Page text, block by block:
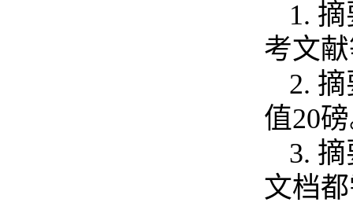
1. 摘
考文
2. 摘
值20
3. 摘
文档